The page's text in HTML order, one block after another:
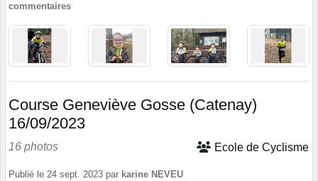
commentaires
Course Geneviève Gosse (Catenay)
16/09/2023
16 photos Ecole de Cyclisme
Publié le 24 sept. 2023 par karine NEVEU